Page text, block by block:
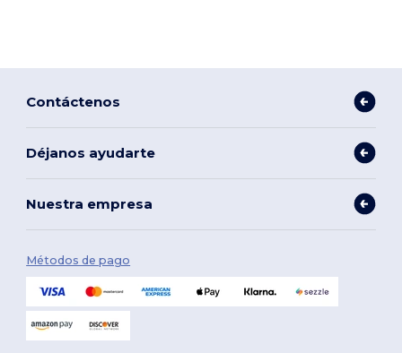
Contáctenos
Déjanos ayudarte
Nuestra empresa
Métodos de pago